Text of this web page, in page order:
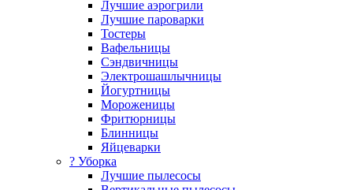
Лучшие аэрогрили
Лучшие пароварки
Тостеры
Вафельницы
Сэндвичницы
Электрошашлычницы
Йогуртницы
Мороженицы
Фритюрницы
Блинницы
Яйцеварки
? Уборка
Лучшие пылесосы